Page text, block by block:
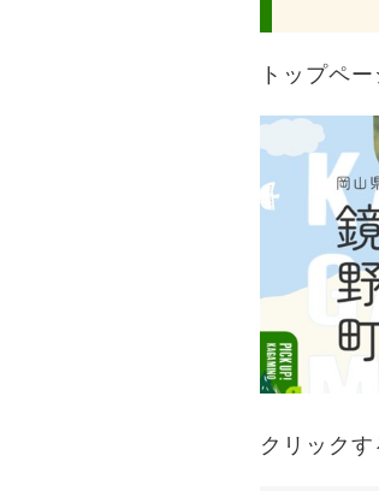
トップペ
クリック